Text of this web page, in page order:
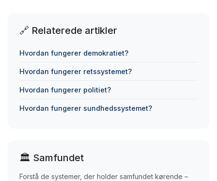
🔗 Relaterede artikler
Hvordan fungerer demokratiet?
Hvordan fungerer retssystemet?
Hvordan fungerer politiet?
Hvordan fungerer sundhedssystemet?
🏛️ Samfundet
Forstå de systemer, der holder samfundet kørende –